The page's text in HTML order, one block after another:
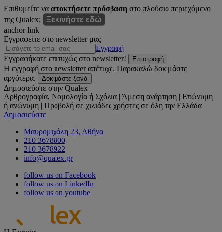
Επιθυμείτε να αποκτήσετε πρόσβαση στο πλούσιο περιεχόμενο
της Qualex;
Ξεκινήστε εδώ
anchor link
Εγγραφείτε στο newsletter μας
Εγγραφή
Εγγραφήκατε επιτυχώς στο newsletter!
Επιστροφή
Η εγγραφή στο newsletter απέτυχε. Παρακαλώ δοκιμάστε
αργότερα.
Δοκιμάστε ξανά
Δημοσιεύστε στην Qualex
Αρθρογραφία, Νομολογία ή Σχόλια | Άμεση ανάρτηση | Επώνυμη
ή ανώνυμη | Προβολή σε χιλιάδες χρήστες σε όλη την Ελλάδα
Δημοσιεύστε
Μαυρομιχάλη 23, Αθήνα
210 3678800
210 3678922
info@qualex.gr
follow us on Facebook
follow us on LinkedIn
follow us on youtube